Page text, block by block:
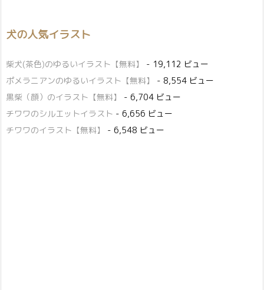
犬の人気イラスト
柴犬(茶色)のゆるいイラスト【無料】
- 19,112 ビュー
ポメラニアンのゆるいイラスト【無料】
- 8,554 ビュー
黒柴（顔）のイラスト【無料】
- 6,704 ビュー
チワワのシルエットイラスト - 6,656 ビュー
チワワのイラスト【無料】
- 6,548 ビュー